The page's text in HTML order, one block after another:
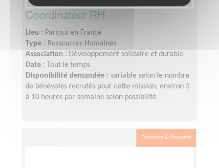
Coordinateur RH
Lieu : Partout en France
Type : Ressources Humaines
Association : Développement solidaire et durable
Date :
Tout le temps
Disponibilité demandée : variable selon le nombre
de bénévoles recrutés pour cette mission, environ 5
à 10 heures par semaine selon possibilité
Exclusion & Pauvreté